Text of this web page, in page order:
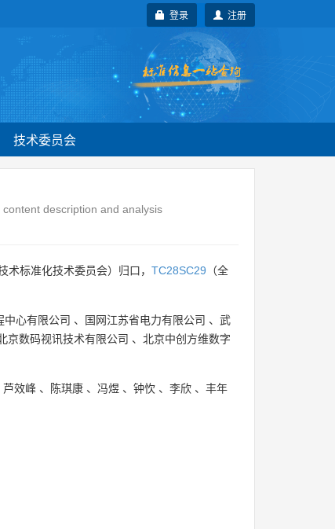
注册
登录
技术委员会
description and analysis
术标准化技术委员会）归口， TC28SC29 （全
中心有限公司 、 国网江苏省电力有限公司 、 武
京数码视讯技术有限公司 、 北京中创方维数字
芦效峰 、 陈琪康 、 冯煜 、 钟忺 、 李欣 、 丰年